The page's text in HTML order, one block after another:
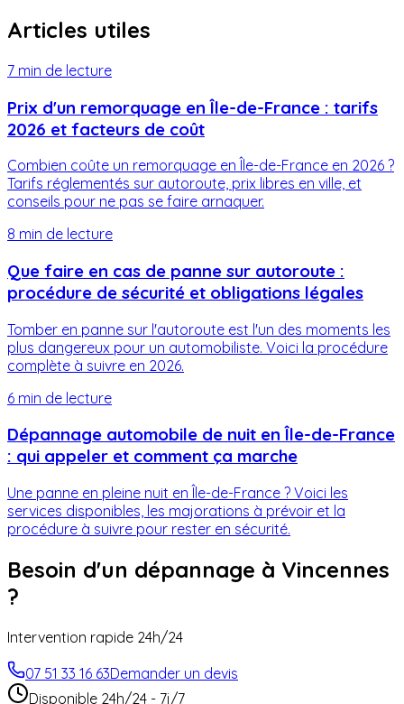
Articles utiles
7 min de lecture
Prix d'un remorquage en Île-de-France : tarifs
2026 et facteurs de coût
Combien coûte un remorquage en Île-de-France en 2026 ?
Tarifs réglementés sur autoroute, prix libres en ville, et
conseils pour ne pas se faire arnaquer.
8 min de lecture
Que faire en cas de panne sur autoroute :
procédure de sécurité et obligations légales
Tomber en panne sur l'autoroute est l'un des moments les
plus dangereux pour un automobiliste. Voici la procédure
complète à suivre en 2026.
6 min de lecture
Dépannage automobile de nuit en Île-de-France
: qui appeler et comment ça marche
Une panne en pleine nuit en Île-de-France ? Voici les
services disponibles, les majorations à prévoir et la
procédure à suivre pour rester en sécurité.
Besoin d'un dépannage à Vincennes
?
Intervention rapide 24h/24
07 51 33 16 63Demander un devis
Disponible 24h/24 - 7j/7